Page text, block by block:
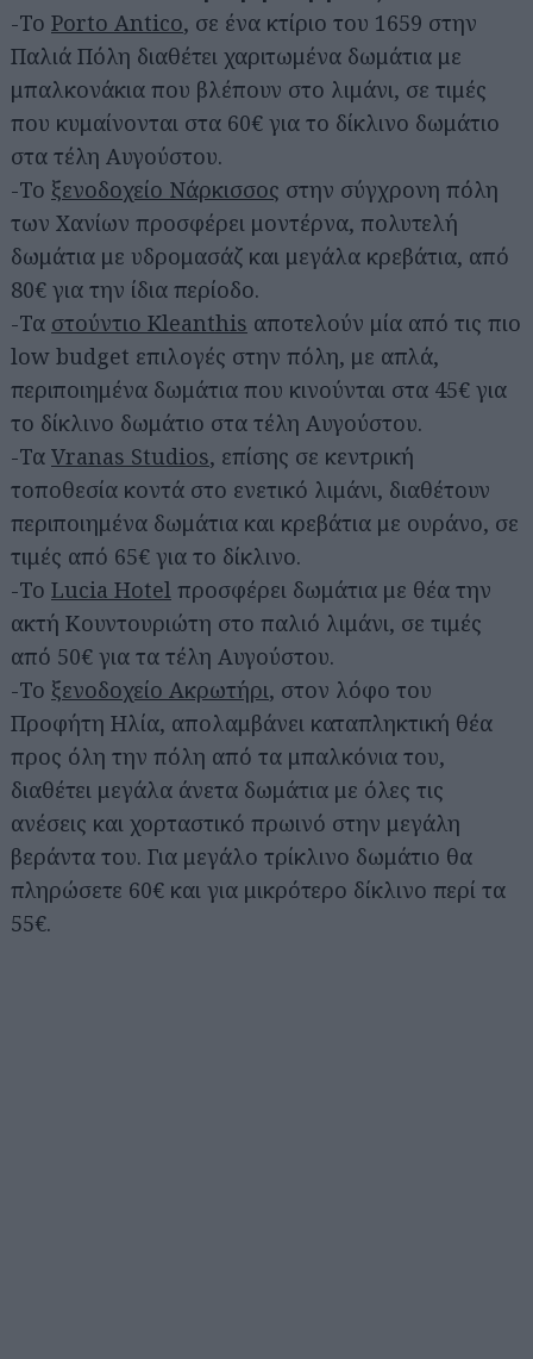
-Το Porto Antico, σε ένα κτίριο του 1659 στην
Παλιά Πόλη διαθέτει χαριτωμένα δωμάτια με
μπαλκονάκια που βλέπουν στο λιμάνι, σε τιμές
που κυμαίνονται στα 60€ για το δίκλινο δωμάτιο
στα τέλη Αυγούστου.
-Το ξενοδοχείο Νάρκισσος στην σύγχρονη πόλη
των Χανίων προσφέρει μοντέρνα, πολυτελή
δωμάτια με υδρομασάζ και μεγάλα κρεβάτια, από
80€ για την ίδια περίοδο.
-Τα στούντιο Kleanthis αποτελούν μία από τις πιο
low budget επιλογές στην πόλη, με απλά,
περιποιημένα δωμάτια που κινούνται στα 45€ για
το δίκλινο δωμάτιο στα τέλη Αυγούστου.
-Τα Vranas Studios, επίσης σε κεντρική
τοποθεσία κοντά στο ενετικό λιμάνι, διαθέτουν
περιποιημένα δωμάτια και κρεβάτια με ουράνο, σε
τιμές από 65€ για το δίκλινο.
-Το Lucia Hotel προσφέρει δωμάτια με θέα την
ακτή Κουντουριώτη στο παλιό λιμάνι, σε τιμές
από 50€ για τα τέλη Αυγούστου.
-Το ξενοδοχείο Ακρωτήρι, στον λόφο του
Προφήτη Ηλία, απολαμβάνει καταπληκτική θέα
προς όλη την πόλη από τα μπαλκόνια του,
διαθέτει μεγάλα άνετα δωμάτια με όλες τις
ανέσεις και χορταστικό πρωινό στην μεγάλη
βεράντα του. Για μεγάλο τρίκλινο δωμάτιο θα
πληρώσετε 60€ και για μικρότερο δίκλινο περί τα
55€.